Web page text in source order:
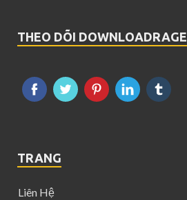
THEO DÕI DOWNLOADRAGE
TRANG
Liên Hệ